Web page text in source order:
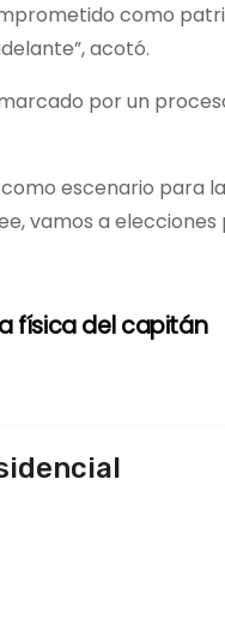
como
acotó.
por un
escenario para
vamos a
física del capitán